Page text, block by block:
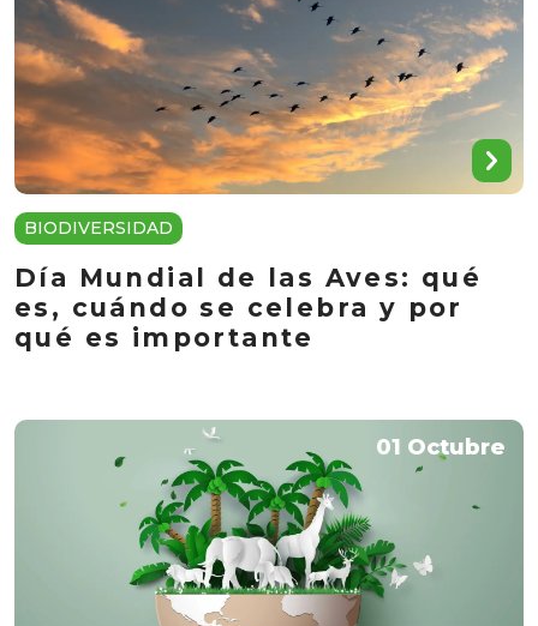
BIODIVERSIDAD
Día Mundial de las Aves: qué
es, cuándo se celebra y por
qué es importante
01 Octubre